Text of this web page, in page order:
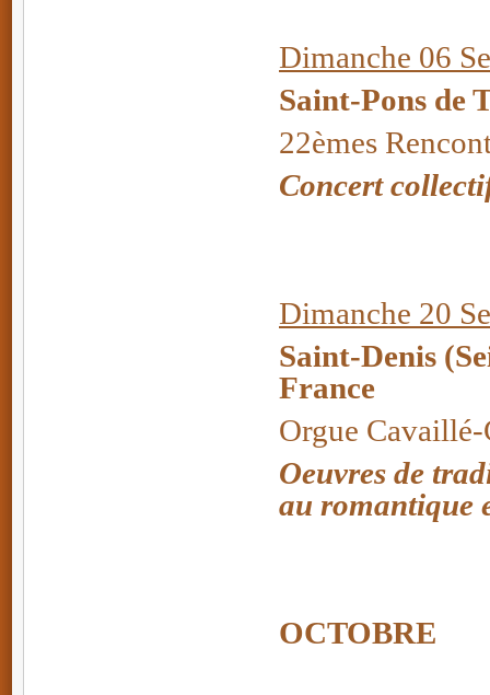
Dimanche 06
Saint-Pons de
22èmes
Concert
Dimanche 20
Saint-Denis
France
Orgue
Oeuvres de
au romantique
OCTOBRE